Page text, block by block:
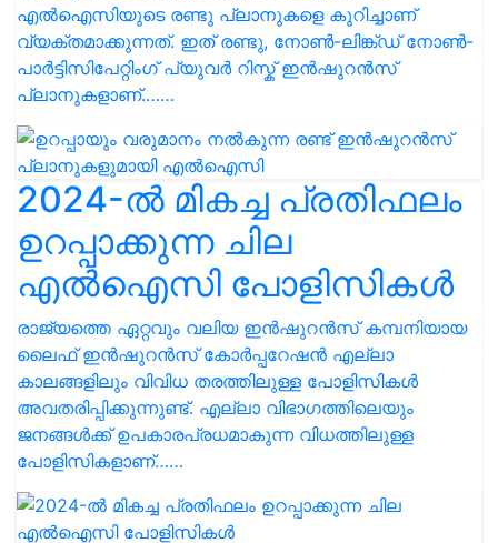
എൽഐസിയുടെ രണ്ടു പ്ലാനുകളെ കുറിച്ചാണ്
വ്യക്തമാക്കുന്നത്. ഇത് രണ്ടു, നോൺ-ലിങ്ക്ഡ് നോൺ-
പാർട്ടിസിപേറ്റിംഗ് പ്യുവർ റിസ്ക് ഇൻഷുറൻസ്
പ്ലാനുകളാണ്.……
2024-ൽ മികച്ച പ്രതിഫലം
ഉറപ്പാക്കുന്ന ചില
എൽഐസി പോളിസികൾ
രാജ്യത്തെ ഏറ്റവും വലിയ ഇൻഷുറൻസ് കമ്പനിയായ
ലൈഫ് ഇൻഷുറൻസ് കോർപ്പറേഷൻ എല്ലാ
കാലങ്ങളിലും വിവിധ തരത്തിലുള്ള പോളിസികൾ
അവതരിപ്പിക്കുന്നുണ്ട്. എല്ലാ വിഭാഗത്തിലെയും
ജനങ്ങൾക്ക് ഉപകാരപ്രധമാകുന്ന വിധത്തിലുള്ള
പോളിസികളാണ്……